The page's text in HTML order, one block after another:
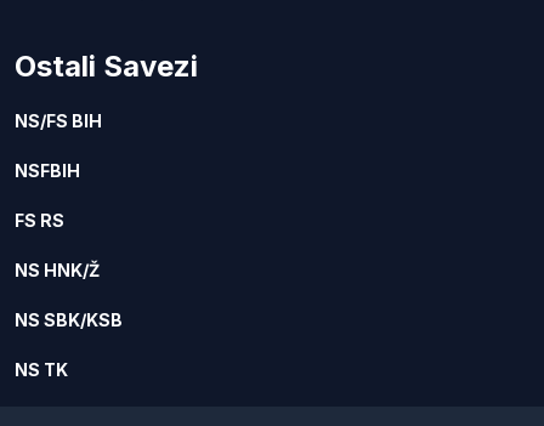
Ostali Savezi
NS/FS BIH
NSFBIH
FS RS
NS HNK/Ž
NS SBK/KSB
NS TK